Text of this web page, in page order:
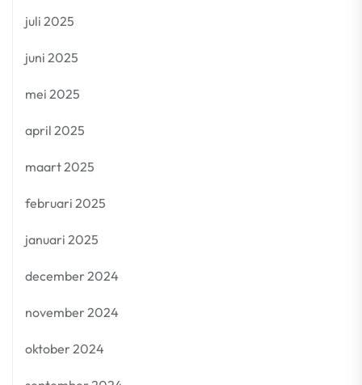
juli 2025
juni 2025
mei 2025
april 2025
maart 2025
februari 2025
januari 2025
december 2024
november 2024
oktober 2024